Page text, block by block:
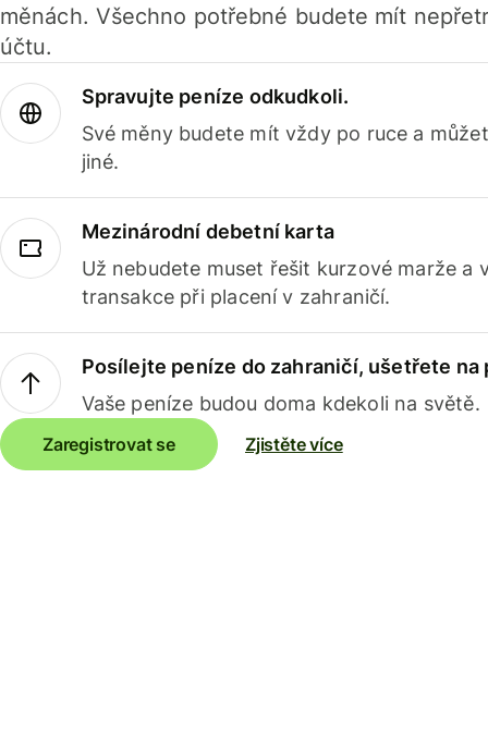
měnách. Všechno potřebné budete mít
účtu.
Spravujte peníze odkudkoli.
Své měny budete mít vždy po ruce a
jiné.
Mezinárodní debetní karta
Už nebudete muset řešit kurzové marže a
transakce při placení v zahraničí.
Posílejte peníze do zahraničí, ušetřete na
Vaše peníze budou doma kdekoli na světě.
Zaregistrovat se Zjistěte více